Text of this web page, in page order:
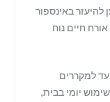
להיעזר באינספור
חיים נוח
למקררים
יומי בבית,